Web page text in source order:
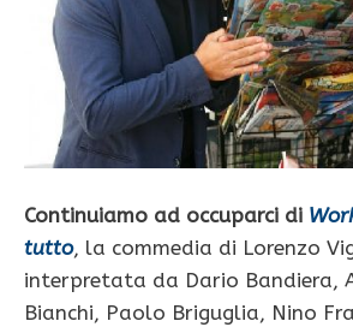
Continuiamo ad occuparci di
tutto, la commedia di Lorenzo
interpretata da Dario Bandiera,
Bianchi, Paolo Briguglia, Nino